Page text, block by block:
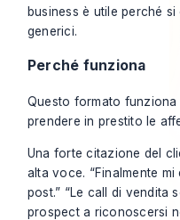
business è utile perché
generici.
Perché funziona
Questo formato
prendere in prestito le
Una forte citazione del
alta voce. “Finalmente
post.” “Le call di vendita
prospect a riconoscersi